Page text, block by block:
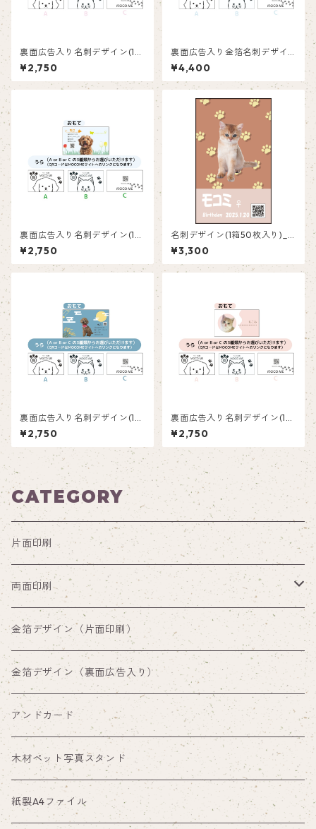
裏面広告入り名刺デザイン(1箱
50枚入り)_ネコ_C001ad
¥2,750
裏面広告入り金箔名刺デザイ
ン(1箱50枚入り)_ネコ_CG00
2ad
¥4,400
裏面広告入り名刺デザイン(1箱
50枚入り)_蝶々_BF001ad
¥2,750
名刺デザイン(1箱50枚入り)_
肉球_PP002
¥3,300
裏面広告入り名刺デザイン(1箱
50枚入り)_満月_FM001ad
¥2,750
裏面広告入り名刺デザイン(1箱
50枚入り)_ピンク_P003
¥2,750
CATEGORY
片面印刷
両面印刷
両面印刷（裏面通常デザイン）
両面印刷（裏面広告入り）
金箔デザイン（片面印刷）
金箔デザイン（裏面広告入り）
アンドカード
木材ペット写真スタンド
紙製A4ファイル